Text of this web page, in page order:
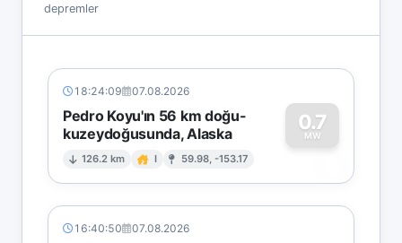
depremler
18:24:09 07.08.2026
Pedro Koyu'ın 56 km doğu-
kuzeydoğusunda, Alaska
126.2 km I 59.98, -153.17
0.7
MW
0
16:40:50 07.08.2026